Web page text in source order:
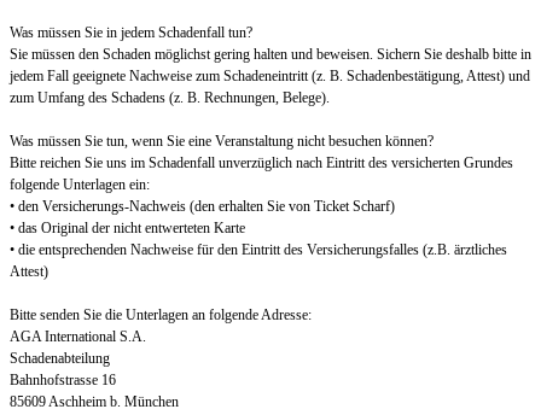
Was müssen Sie in jedem Schadenfall tun?
Sie müssen den Schaden möglichst gering halten und beweisen. Sichern Sie deshalb bitte in
jedem Fall geeignete Nachweise zum Schadeneintritt (z. B. Schadenbestätigung, Attest) und
zum Umfang des Schadens (z. B. Rechnungen, Belege).
Was müssen Sie tun, wenn Sie eine Veranstaltung nicht besuchen können?
Bitte reichen Sie uns im Schadenfall unverzüglich nach Eintritt des versicherten Grundes
folgende Unterlagen ein:
• den Versicherungs-Nachweis (den erhalten Sie von Ticket Scharf)
• das Original der nicht entwerteten Karte
• die entsprechenden Nachweise für den Eintritt des Versicherungsfalles (z.B. ärztliches
Attest)
Bitte senden Sie die Unterlagen an folgende Adresse:
AGA International S.A.
Schadenabteilung
Bahnhofstrasse 16
85609 Aschheim b. München